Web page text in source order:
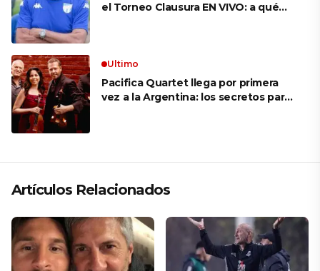
el Torneo Clausura EN VIVO: a qué
Ultimo
Pacifica Quartet llega por primera
vez a la Argentina: los secretos para
Artículos Relacionados